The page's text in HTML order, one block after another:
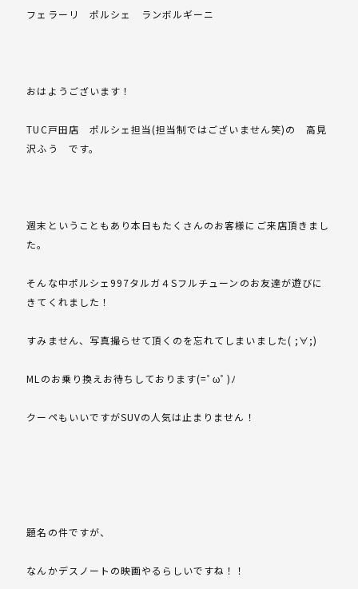
フェラーリ ポルシェ ランボルギーニ
おはようございます！
TUC戸田店 ポルシェ担当(担当制ではございません笑)の 高見
沢ふう です。
週末ということもあり本日もたくさんのお客様にご来店頂きまし
た。
そんな中ポルシェ997タルガ４Sフルチューンのお友達が遊びに
きてくれました！
すみません、写真撮らせて頂くのを忘れてしまいました( ;∀;)
MLのお乗り換えお待ちしております(=ﾟωﾟ)ﾉ
クーペもいいですがSUVの人気は止まりません！
題名の件ですが、
なんかデスノートの映画やるらしいですね！！